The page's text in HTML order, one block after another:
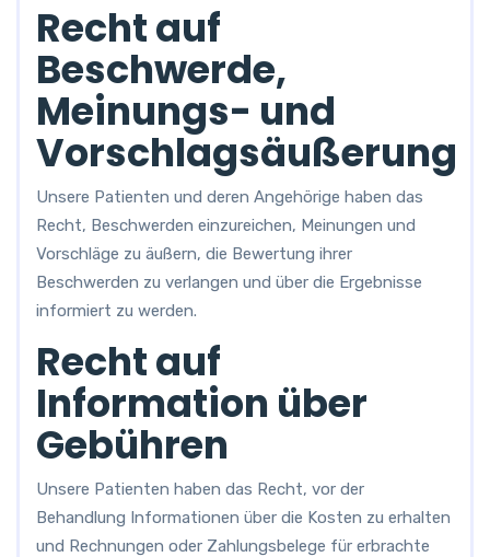
Recht auf
Beschwerde,
Meinungs- und
Vorschlagsäußerung
Unsere Patienten und deren Angehörige haben das
Recht, Beschwerden einzureichen, Meinungen und
Vorschläge zu äußern, die Bewertung ihrer
Beschwerden zu verlangen und über die Ergebnisse
informiert zu werden.
Recht auf
Information über
Gebühren
Unsere Patienten haben das Recht, vor der
Behandlung Informationen über die Kosten zu erhalten
und Rechnungen oder Zahlungsbelege für erbrachte